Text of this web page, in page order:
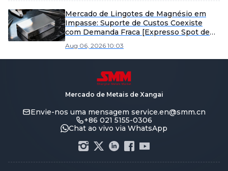
Mercado de Lingotes de Magnésio em
Impasse: Suporte de Custos Coexiste
com Demanda Fraca [Expresso Spot de
Aug 06, 2026 10:03
Mercado de Metais de Xangai
Envie-nos uma mensagem service.en@smm.cn
+86 021 5155-0306
Chat ao vivo via WhatsApp